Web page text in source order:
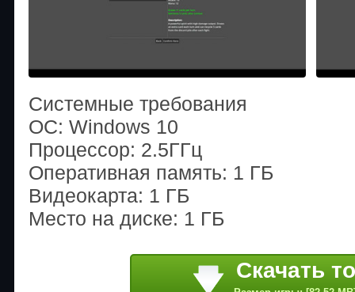
Системные требования
ОС: Windows 10
Процессор: 2.5ГГц
Оперативная память: 1 ГБ
Видеокарта: 1 ГБ
Место на диске: 1 ГБ
Скачать